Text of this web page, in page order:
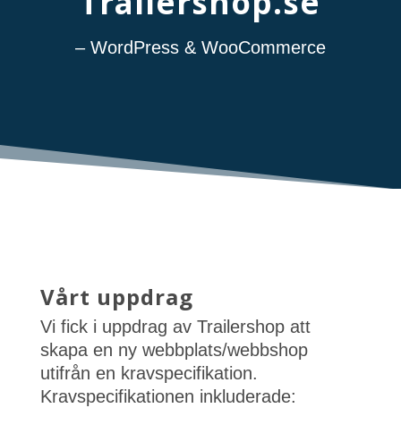
– WordPress & WooCommerce
Vårt uppdrag
Vi fick i uppdrag av Trailershop att
skapa en ny webbplats/webbshop
utifrån en kravspecifikation.
Kravspecifikationen inkluderade: